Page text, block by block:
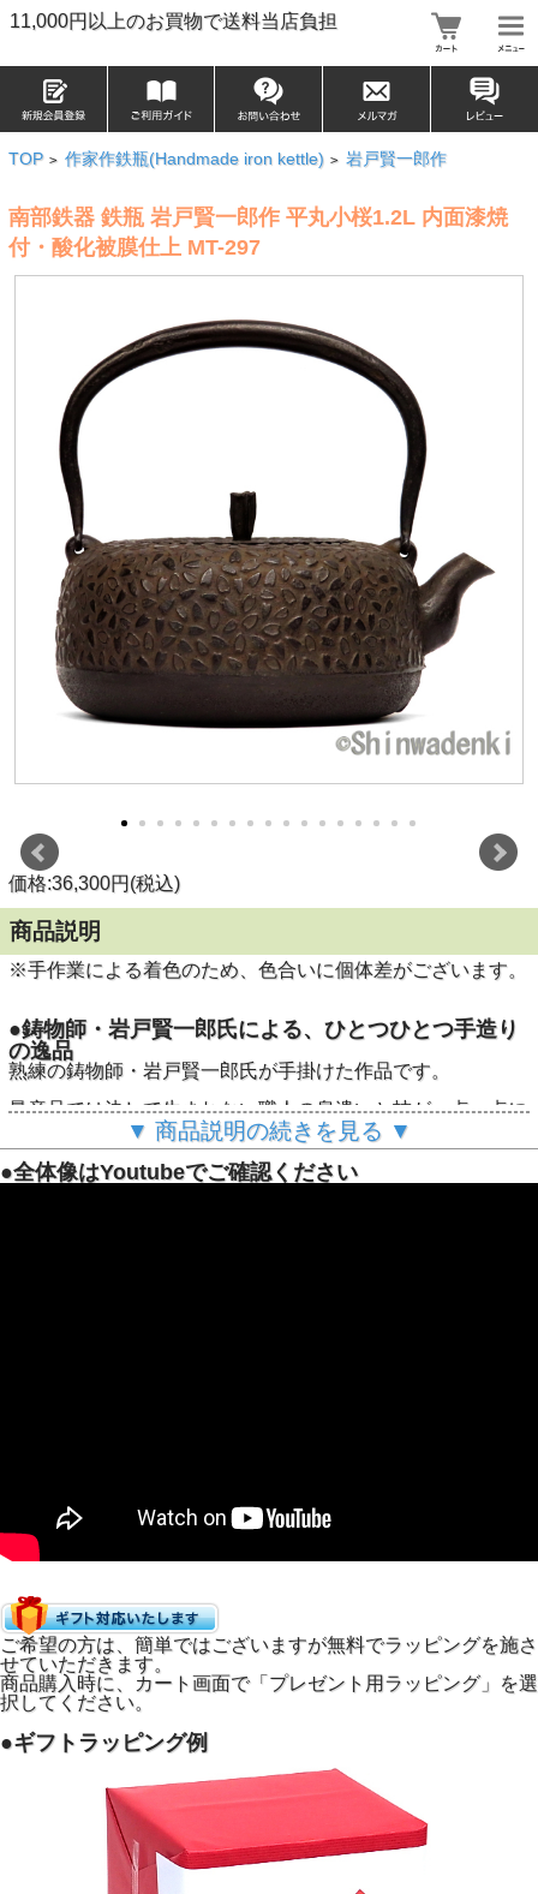
11,000円以上のお買物で送料当店負担
TOP > 作家作鉄瓶(Handmade iron kettle) > 岩戸賢一郎作
南部鉄器 鉄瓶 岩戸賢一郎作 平丸小桜1.2L 内面漆焼
付・酸化被膜仕上 MT-297
価格:36,300円(税込)
商品説明
※手作業による着色のため、色合いに個体差がございます。
●鋳物師・岩戸賢一郎氏による、ひとつひとつ手造り
の逸品
熟練の鋳物師・岩戸賢一郎氏が手掛けた作品です。
量産品では決して生まれない職人の息遣いと技が一点一点に
込められています。
手に取った瞬間に感じるずっしりとした重厚感。
●平丸型の美しいフォルムと桜の花びら文様の存在感
だけで空間に凛とした佇まいをもたらします。
表面には桜の花びらが静かに散りばめられています。
蓋のふちにも繊細な桜文様が施されております。
見る角度によって表情を変えるその佇まいは、インテリアと
しても部屋を凛と引き締めます。
▼ 商品説明の続きを見る ▼
●全体像はYoutubeでご確認ください
ご希望の方は、簡単ではございますが無料でラッピングを施さ
せていただきます。
商品購入時に、カート画面で「プレゼント用ラッピング」を選
択してください。
●ギフトラッピング例